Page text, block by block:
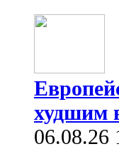
худшим
06.08.26